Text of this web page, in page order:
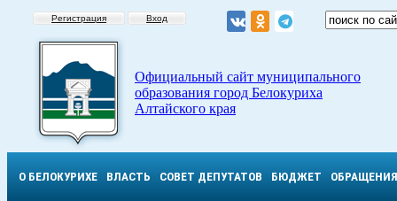
Регистрация Вход
Официальный сайт муниципального
образования город Белокуриха
Алтайского края
О БЕЛОКУРИХЕ ВЛАСТЬ СОВЕТ ДЕПУТАТОВ БЮДЖЕТ ОБРАЩЕНИЯ